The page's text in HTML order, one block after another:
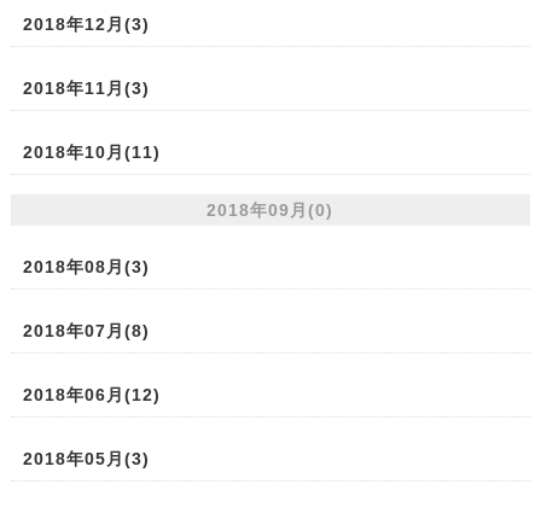
2018年12月(3)
2018年11月(3)
2018年10月(11)
2018年09月(0)
2018年08月(3)
2018年07月(8)
2018年06月(12)
2018年05月(3)